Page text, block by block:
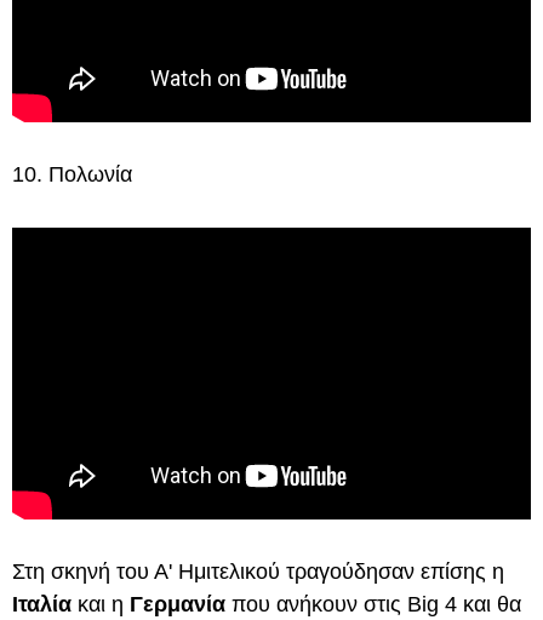
10. Πολωνία
Στη σκηνή του Α' Ημιτελικού τραγούδησαν επίσης η
Ιταλία και η Γερμανία που ανήκουν στις Big 4 και θα